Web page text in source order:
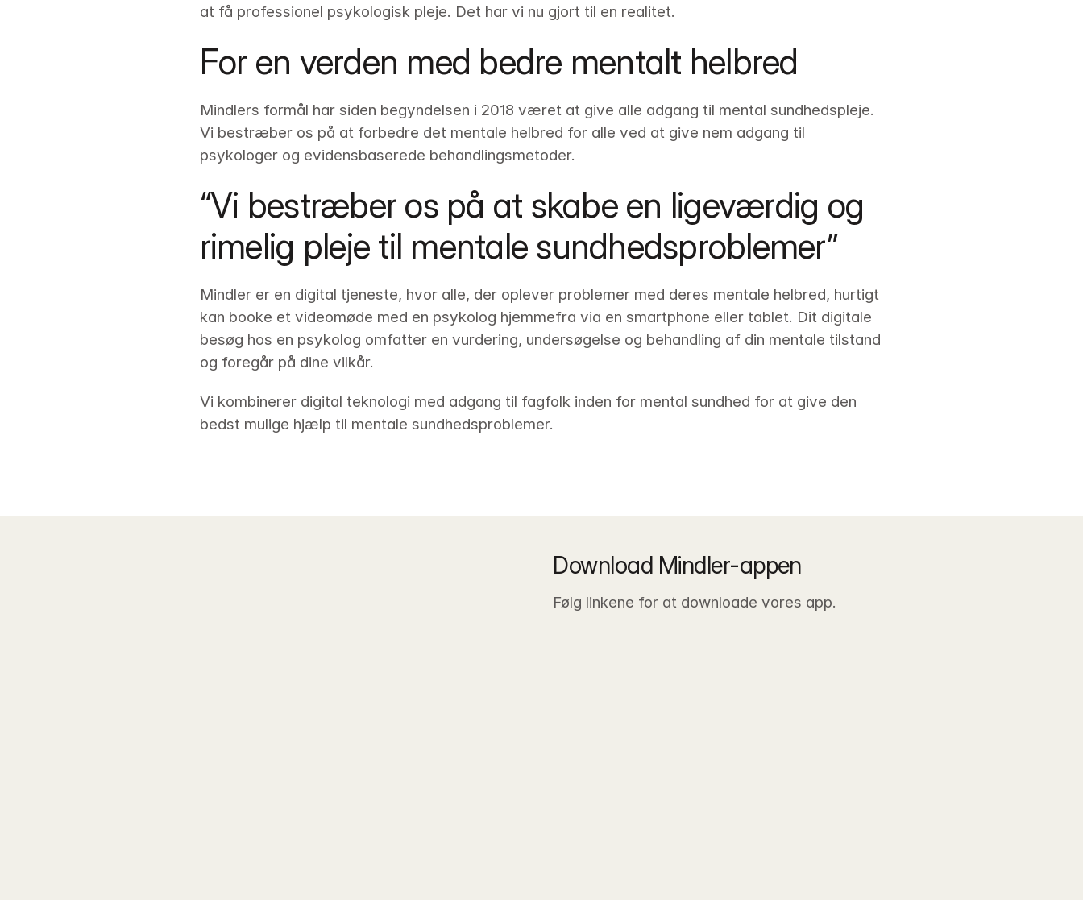
at få professionel psykologisk pleje. Det har vi nu gjort til en realitet.
For en verden med bedre mentalt helbred
Mindlers formål har siden begyndelsen i 2018 været at give alle adgang til mental sundhedspleje.
Vi bestræber os på at forbedre det mentale helbred for alle ved at give nem adgang til
psykologer og evidensbaserede behandlingsmetoder.
“Vi bestræber os på at skabe en ligeværdig og
rimelig pleje til mentale sundhedsproblemer”
Mindler er en digital tjeneste, hvor alle, der oplever problemer med deres mentale helbred, hurtigt
kan booke et videomøde med en psykolog hjemmefra via en smartphone eller tablet. Dit digitale
besøg hos en psykolog omfatter en vurdering, undersøgelse og behandling af din mentale tilstand
og foregår på dine vilkår.
Vi kombinerer digital teknologi med adgang til fagfolk inden for mental sundhed for at give den
bedst mulige hjælp til mentale sundhedsproblemer.
Download Mindler-appen
Følg linkene for at downloade vores app.